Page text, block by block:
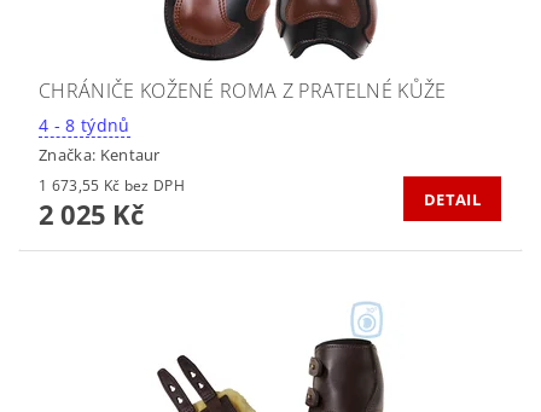
CHRÁNIČE KOŽENÉ ROMA Z PRATELNÉ KŮŽE
4 - 8 týdnů
Značka: Kentaur
1 673,55 Kč bez DPH
2 025 Kč DETAIL